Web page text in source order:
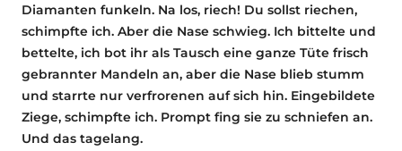
Diamanten funkeln. Na los, riech! Du sollst riechen,
schimpfte ich. Aber die Nase schwieg. Ich bittelte und
bettelte, ich bot ihr als Tausch eine ganze Tüte frisch
gebrannter Mandeln an, aber die Nase blieb stumm
und starrte nur verfrorenen auf sich hin. Eingebildete
Ziege, schimpfte ich. Prompt fing sie zu schniefen an.
Und das tagelang.